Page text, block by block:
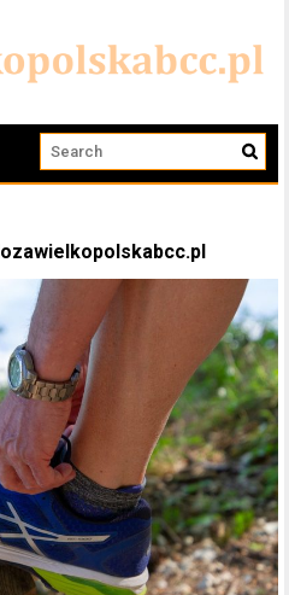
lozawielkopolskabcc.pl